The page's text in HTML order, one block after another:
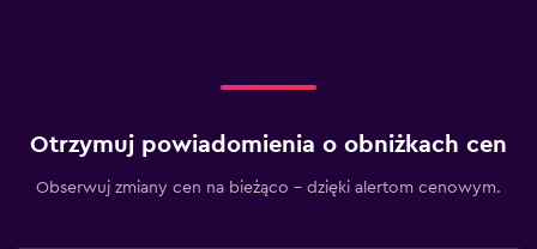
Otrzymuj powiadomienia o obniżkach cen
Obserwuj zmiany cen na bieżąco – dzięki alertom cenowym.